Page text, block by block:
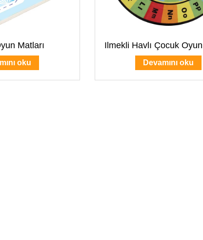
Matları
oku
Ilmekli Havlı Çocuk Oyun
Devamını oku